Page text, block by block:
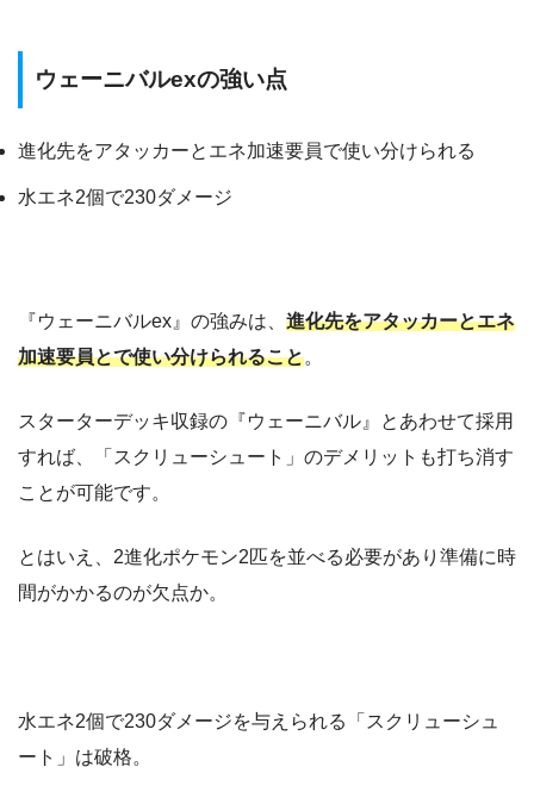
ウェーニバルexの強い点
進化先をアタッカーとエネ加速要員で使い分けられる
水エネ2個で230ダメージ
『ウェーニバルex』の強みは、 進化先をアタッカーとエネ
加速要員とで使い分けられること。
スターターデッキ収録の『ウェーニバル』とあわせて採用
すれば、「スクリューシュート」のデメリットも打ち消す
ことが可能です。
とはいえ、2進化ポケモン2匹を並べる必要があり準備に時
間がかかるのが欠点か。
水エネ2個で230ダメージを与えられる「スクリューシュ
ート」は破格。